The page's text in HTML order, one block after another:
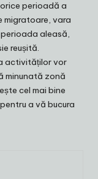
perioadă a
migratoare, vara
aleasă,
reușită.
activităților vor
minunată zonă
cel mai bine
a vă bucura